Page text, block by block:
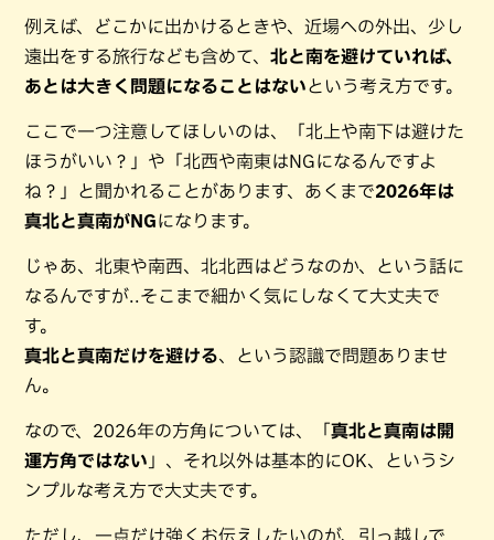
例えば、どこかに出かけるときや、近場への外出、少し
遠出をする旅行なども含めて、 北と南を避けていれば、
あとは大きく問題になることはないという考え方です。
ここで一つ注意してほしいのは、「北上や南下は避けた
ほうがいい？」や「北西や南東はNGになるんですよ
ね？」と聞かれることがあります、あくまで2026年は
真北と真南がNGになります。
じゃあ、北東や南西、北北西はどうなのか、という話に
なるんですが..そこまで細かく気にしなくて大丈夫で
す。
真北と真南だけを避ける、という認識で問題ありませ
ん。
なので、2026年の方角については、「 真北と真南は開
運方角ではない 」、それ以外は基本的にOK、というシ
ンプルな考え方で大丈夫です。
ただし、一点だけ強くお伝えしたいのが、引っ越しで